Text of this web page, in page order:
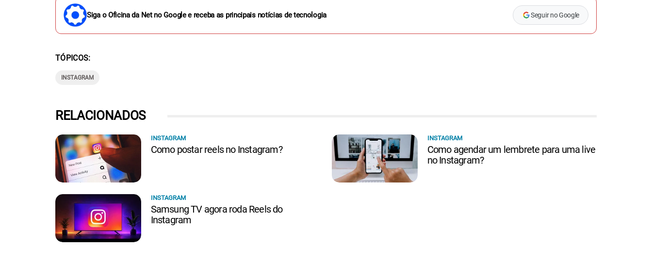
Siga o Oficina da Net no Google e receba as principais notícias de tecnologia Seguir no Google
TÓPICOS
INSTAGRAM
RELACIONADOS
INSTAGRAM
Como postar reels no Instagram?
INSTAGRAM
Como agendar um lembrete para uma live
no Instagram?
INSTAGRAM
Samsung TV agora roda Reels do
Instagram